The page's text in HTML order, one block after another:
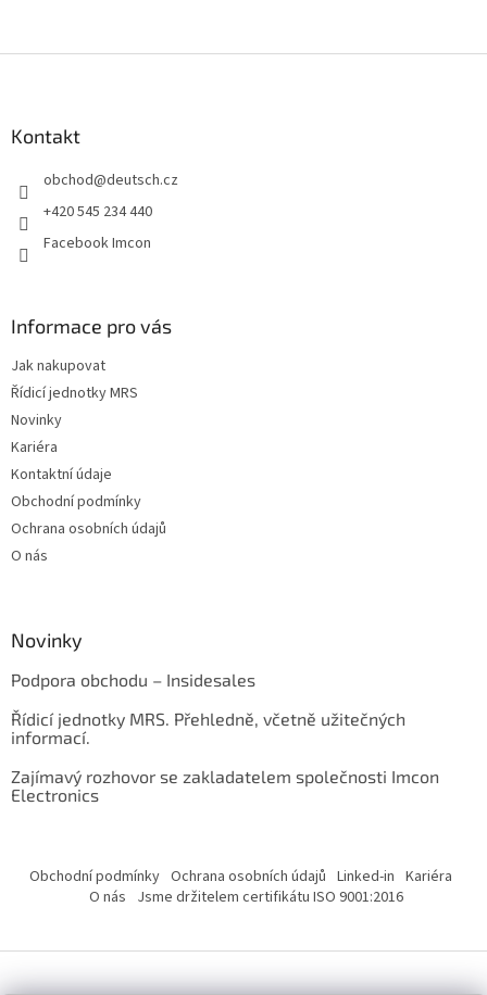
Kontakt
obchod@deutsch.cz
+420 545 234 440
Facebook Imcon
Informace pro vás
Jak nakupovat
Řídicí jednotky MRS
Novinky
Kariéra
Kontaktní údaje
Obchodní podmínky
Ochrana osobních údajů
O nás
Novinky
Podpora obchodu – Insidesales
Řídicí jednotky MRS. Přehledně, včetně užitečných
informací.
Zajímavý rozhovor se zakladatelem společnosti Imcon
Electronics
Obchodní podmínky Ochrana osobních údajů Linked-in Kariéra
O nás Jsme držitelem certifikátu ISO 9001:2016